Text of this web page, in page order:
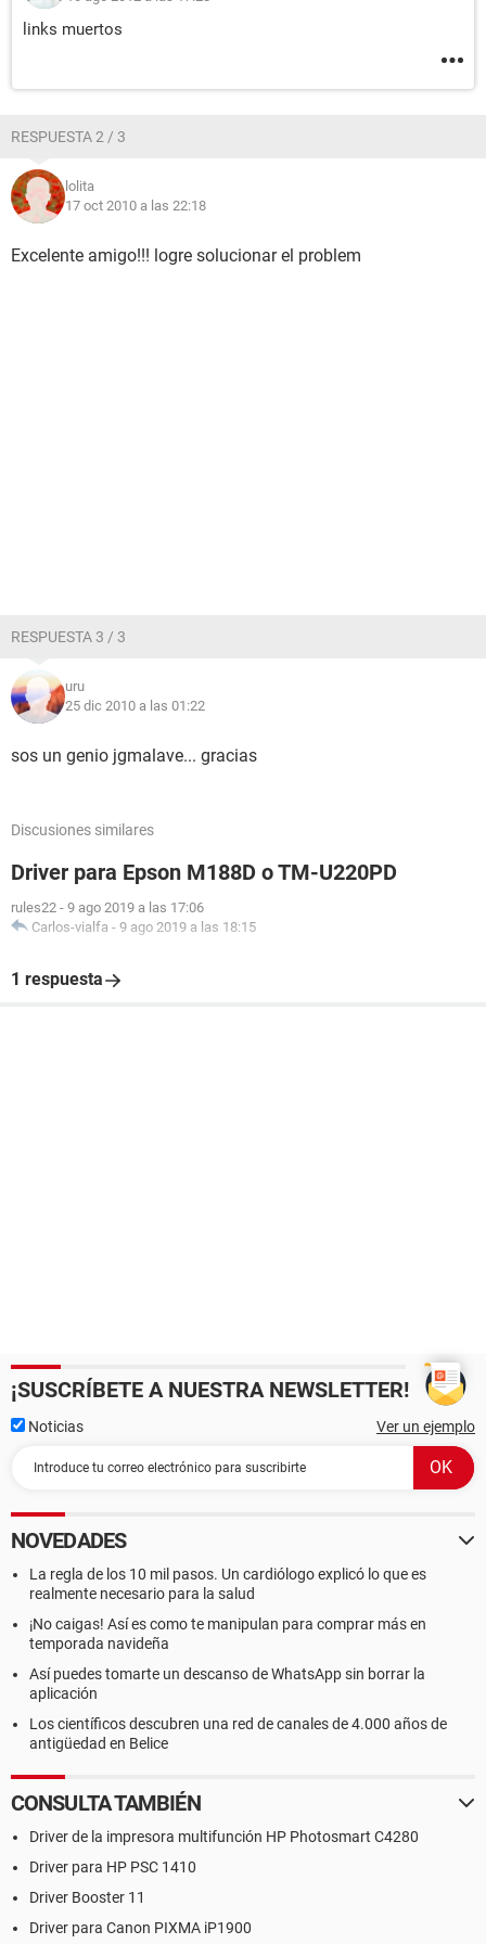
links muertos
RESPUESTA 2 / 3
lolita
17 oct 2010 a las 22:18
Excelente amigo!!! logre solucionar el problem
RESPUESTA 3 / 3
uru
25 dic 2010 a las 01:22
sos un genio jgmalave... gracias
Discusiones similares
Driver para Epson M188D o TM-U220PD
rules22 - 9 ago 2019 a las 17:06
Carlos-vialfa - 9 ago 2019 a las 18:15
1 respuesta
¡SUSCRÍBETE A NUESTRA NEWSLETTER!
Noticias Ver un ejemplo
NOVEDADES
La regla de los 10 mil pasos. Un cardiólogo explicó lo que es
realmente necesario para la salud
¡No caigas! Así es como te manipulan para comprar más en
temporada navideña
Así puedes tomarte un descanso de WhatsApp sin borrar la
aplicación
Los científicos descubren una red de canales de 4.000 años de
antigüedad en Belice
CONSULTA TAMBIÉN
Driver de la impresora multifunción HP Photosmart C4280
Driver para HP PSC 1410
Driver Booster 11
Driver para Canon PIXMA iP1900